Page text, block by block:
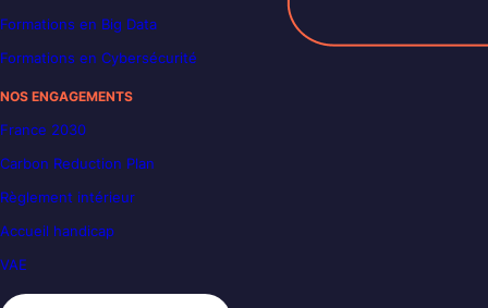
Formations en Big Data
Formations en Cybersécurité
NOS ENGAGEMENTS
France 2030
Carbon Reduction Plan
Règlement intérieur
Accueil handicap
VAE